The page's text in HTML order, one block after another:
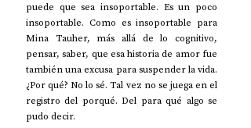
puede que sea insoportable. Es un poco
insoportable. Como es insoportable para
Mina Tauher, más allá de lo cognitivo,
pensar, saber, que esa historia de amor fue
también una excusa para suspender la vida.
¿Por qué? No lo sé. Tal vez no se juega en el
registro del porqué. Del para qué algo se
pudo decir.